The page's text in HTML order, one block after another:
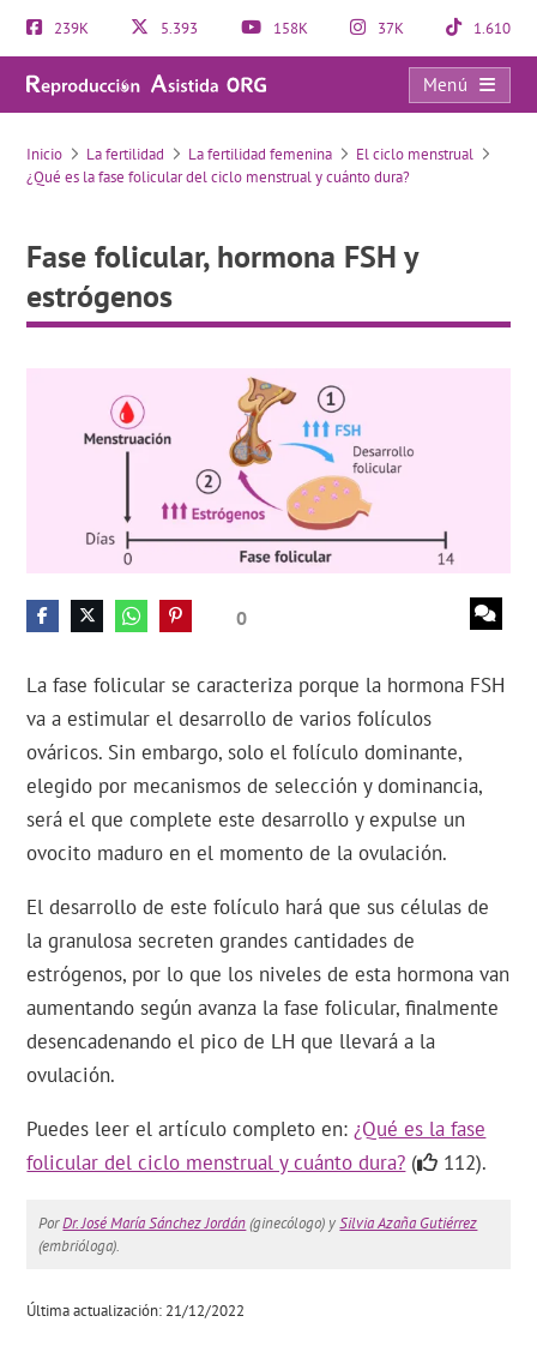
239K 5.393 158K 37K 1.610
Menú
Fase folicular, hormona FSH y estrógenos
Inicio La fertilidad La fertilidad femenina
El ciclo menstrual
¿Qué es la fase folicular del ciclo menstrual y cuánto dura?
Fase folicular, hormona FSH y
estrógenos
0
La fase folicular se caracteriza porque la hormona FSH
va a estimular el desarrollo de varios folículos
ováricos. Sin embargo, solo el folículo dominante,
elegido por mecanismos de selección y dominancia,
será el que complete este desarrollo y expulse un
ovocito maduro en el momento de la ovulación.
El desarrollo de este folículo hará que sus células de
la granulosa secreten grandes cantidades de
estrógenos, por lo que los niveles de esta hormona van
aumentando según avanza la fase folicular, finalmente
desencadenando el pico de LH que llevará a la
ovulación.
Puedes leer el artículo completo en:¿Qué es la fase
folicular del ciclo menstrual y cuánto dura? ( 112).
PorDr. José María Sánchez Jordán(ginecólogo) ySilvia Azaña Gutiérrez
(embrióloga).
Última actualización: 21/12/2022